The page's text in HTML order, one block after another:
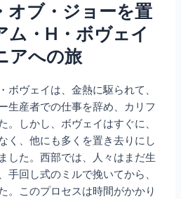
オブ・ジョーを置
ム・H・ボヴェイ
アへの旅
ボヴェイは、金熱に駆られて、
生産者での仕事を辞め、カリフ
。しかし、ボヴェイはすぐに、
く、他にも多くを置き去りにし
した。西部では、人々はまだ生
手回し式のミルで挽いてから、
。このプロセスは時間がかかり